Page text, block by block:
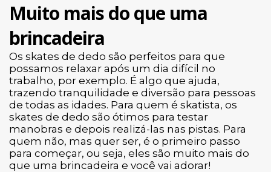
Muito mais do que uma
brincadeira
Os skates de dedo são perfeitos para que
possamos relaxar após um dia difícil no
trabalho, por exemplo. É algo que ajuda,
trazendo tranquilidade e diversão para pessoas
de todas as idades. Para quem é skatista, os
skates de dedo são ótimos para testar
manobras e depois realizá-las nas pistas. Para
quem não, mas quer ser, é o primeiro passo
para começar, ou seja, eles são muito mais do
que uma brincadeira e você vai adorar!